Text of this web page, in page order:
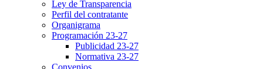
Ley de Transparencia
Perfil del contratante
Organigrama
Programación 23-27
Publicidad 23-27
Normativa 23-27
Convenios